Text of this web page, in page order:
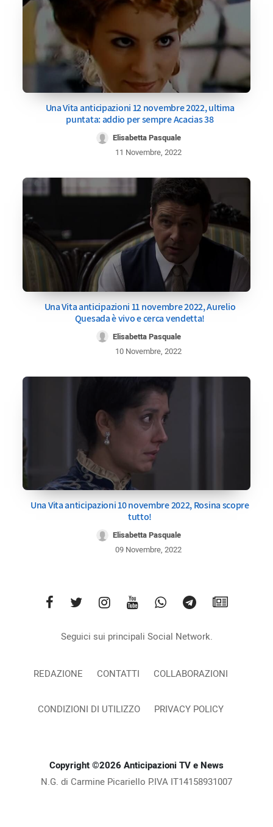
Una Vita anticipazioni 12 novembre 2022, ultima
puntata: addio per sempre Acacias 38
Elisabetta Pasquale
11 Novembre, 2022
Una Vita anticipazioni 11 novembre 2022, Aurelio
Quesada è vivo e cerca vendetta!
Elisabetta Pasquale
10 Novembre, 2022
Una Vita anticipazioni 10 novembre 2022, Rosina scopre
tutto!
Elisabetta Pasquale
09 Novembre, 2022
Seguici sui principali Social Network.
REDAZIONE CONTATTI COLLABORAZIONI
CONDIZIONI DI UTILIZZO PRIVACY POLICY
Copyright ©2026 Anticipazioni TV e News
N.G. di Carmine Picariello P.IVA IT14158931007